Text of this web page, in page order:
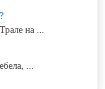
на ...
...